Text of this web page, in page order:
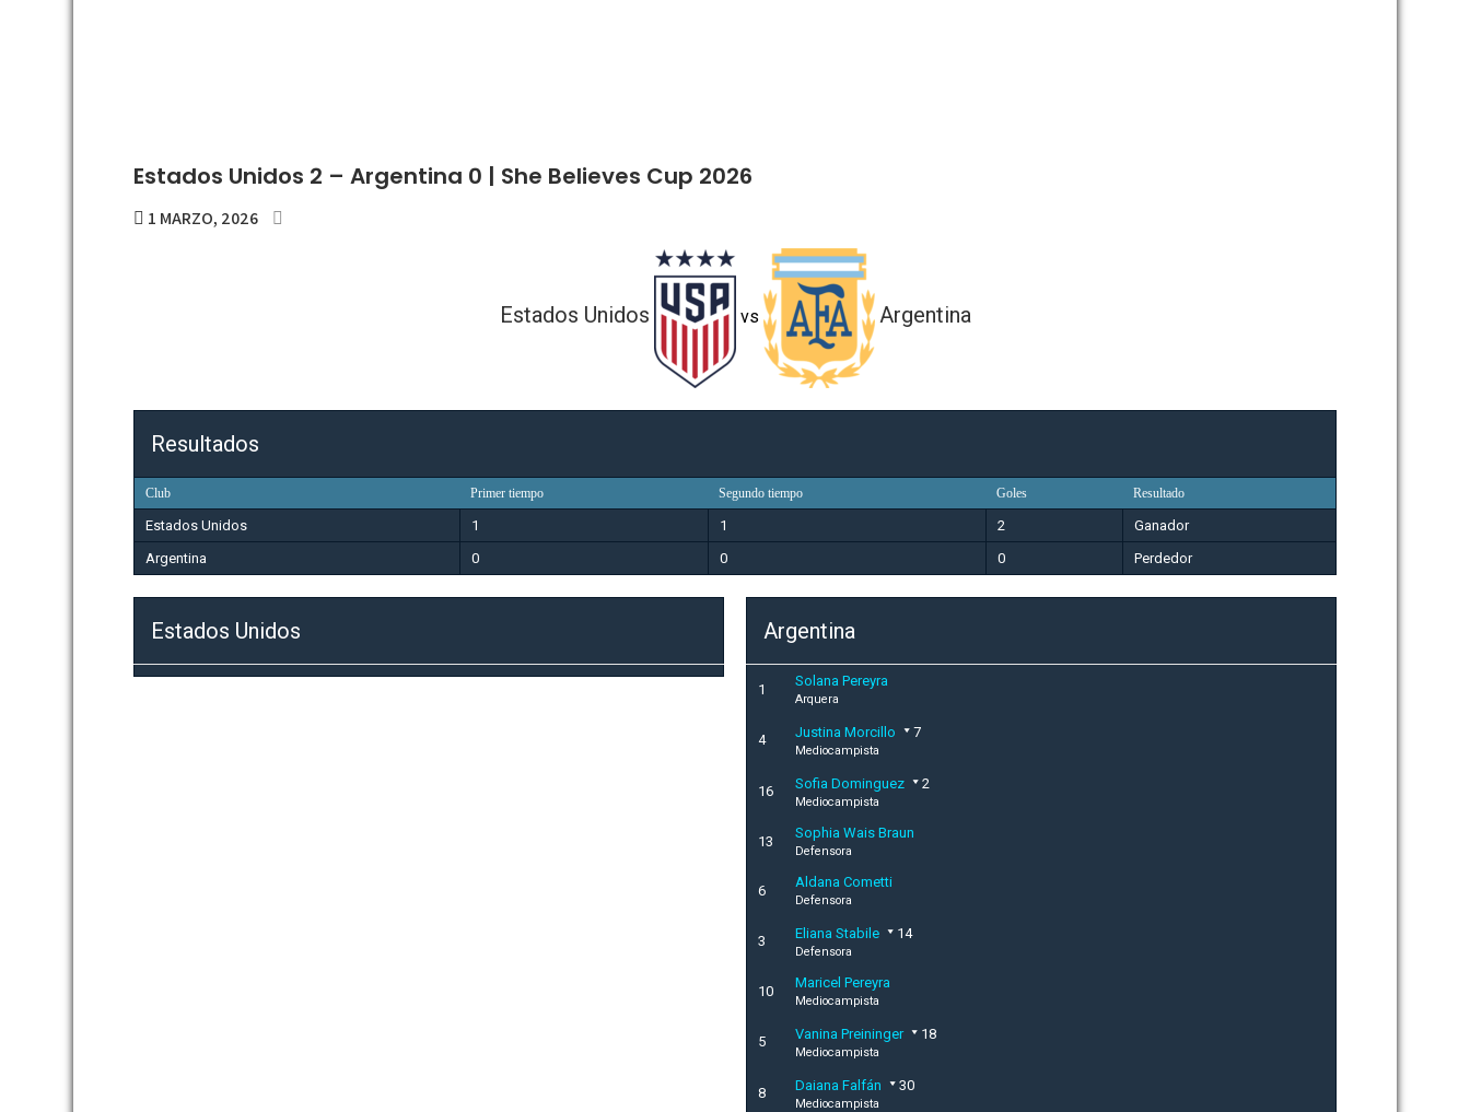
Estados Unidos 2 – Argentina 0 | She Believes Cup 2026
1 MARZO, 2026
Estados Unidos vs Argentina
Resultados
Club Primer tiempo Segundo tiempo Goles Resultado
Estados Unidos 1 1 2
Ganador
Argentina
0 0 0 Perdedor
Estados Unidos Argentina
1
Solana Pereyra
Arquera
4 Justina Morcillo 7
Mediocampista
16 Sofia Dominguez 2
Mediocampista
13
Sophia Wais Braun
Defensora
6
Aldana Cometti
Defensora
3 Eliana Stabile 14
Defensora
10
Maricel Pereyra
Mediocampista
5 Vanina Preininger 18
Mediocampista
8 Daiana Falfán 30
Mediocampista